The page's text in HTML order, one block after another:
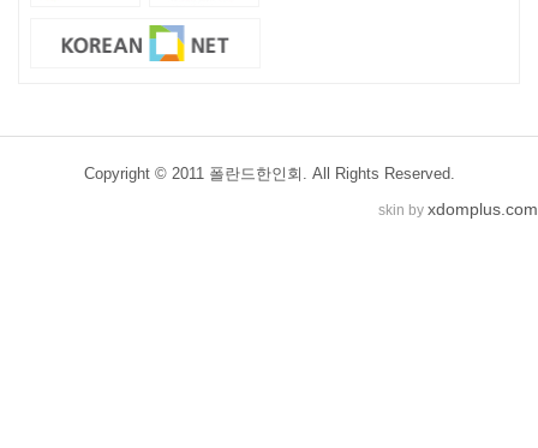
Copyright © 2011 폴란드한인회. All Rights Reserved.
skin by xdomplus.com